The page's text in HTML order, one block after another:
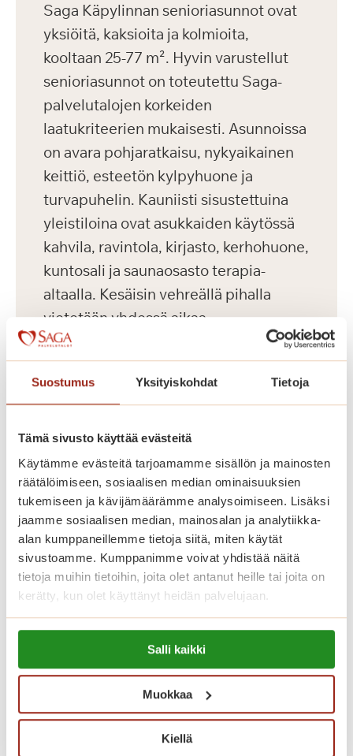
Suostumus Yksityiskohdat Tietoja
Tämä sivusto käyttää evästeitä
Käytämme evästeitä tarjoamamme sisällön ja mainosten
räätälöimiseen, sosiaalisen median ominaisuuksien
tukemiseen ja kävijämäärämme analysoimiseen. Lisäksi
jaamme sosiaalisen median, mainosalan ja analytiikka-
alan kumppaneillemme tietoja siitä, miten käytät
sivustoamme. Kumppanimme voivat yhdistää näitä
tietoja muihin tietoihin, joita olet antanut heille tai joita on
kerätty, kun olet käyttänyt heidän palvelujaan.
Lue lisää evästeistä:
https://sagacare.fi/evasteet/
Salli kaikki
Muokkaa
Kiellä
Saga Käpylinnan senioriasunnot ovat
yksiöitä, kaksioita ja kolmioita,
kooltaan 25-77 m². Hyvin varustellut
senioriasunnot on toteutettu Saga-
palvelutalojen korkeiden
laatukriteerien mukaisesti. Asunnoissa
on avara pohjaratkaisu, nykyaikainen
keittiö, esteetön kylpyhuone ja
turvapuhelin. Kauniisti sisustettuina
yleistiloina ovat asukkaiden käytössä
kahvila, ravintola, kirjasto, kerhohuone,
kuntosali ja saunaosasto terapia-
altaalla. Kesäisin vehreällä pihalla
vietetään yhdessä aikaa.
Saga Käpylinnan asumiskuluun
sisältyy asunnon vuokra ja yhteisten
lisäksi yksilöllinen palvelupaketti.
Katso vapaat senioriasunnot
Koti palveluiden keskellä
Saga Käpylinnan henkilökunta koostuu
terveydenhoitoalan ammattilaisista ja
talossa päivystää hoitaja ympäri
vuorokauden. Saga Käpylinnassa
toimii parturi-kampaaja,
fysioterapeutti, jalkahoitaja ja
huoltomies. Talon oma vapaa-